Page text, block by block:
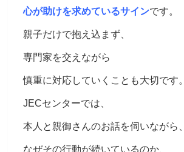
心が助けを求めているサインです。
親子だけで抱え込まず、
専門家を交えながら
慎重に対応していくことも大切です。
JECセンターでは、
本人と親御さんのお話を伺いながら、
なぜその行動が続いているのか、